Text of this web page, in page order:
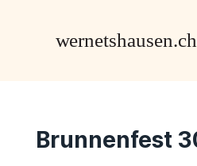
Brunnenfest